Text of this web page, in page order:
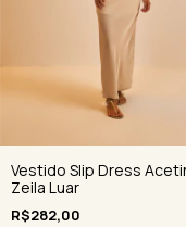
Vestido Slip Dress
Zeila Luar
R$282,00